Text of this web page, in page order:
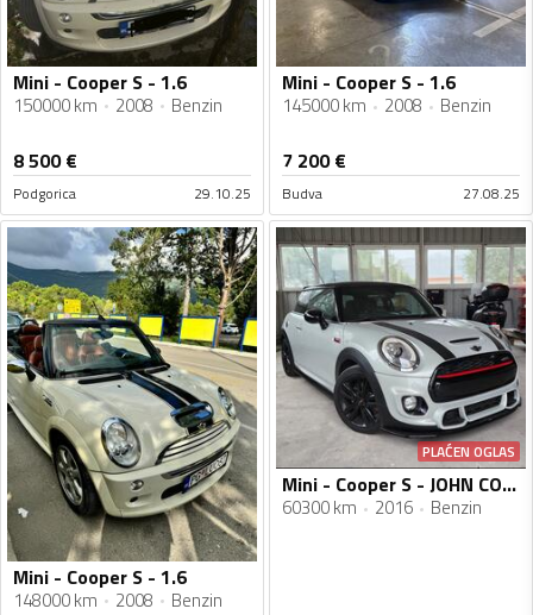
Mini - Cooper S - 1.6
150000 km 2008 Benzin
8 500€
Podgorica 29.10.25
Mini - Cooper S - 1.6
145000 km 2008 Benzin
7 200€
Budva 27.08.25
Mini - Cooper S - 1.6
148000 km 2008 Benzin
PLAĆEN OGLAS
Mini - Cooper S - JOHN COOPER WORKS
60300 km 2016 Benzin